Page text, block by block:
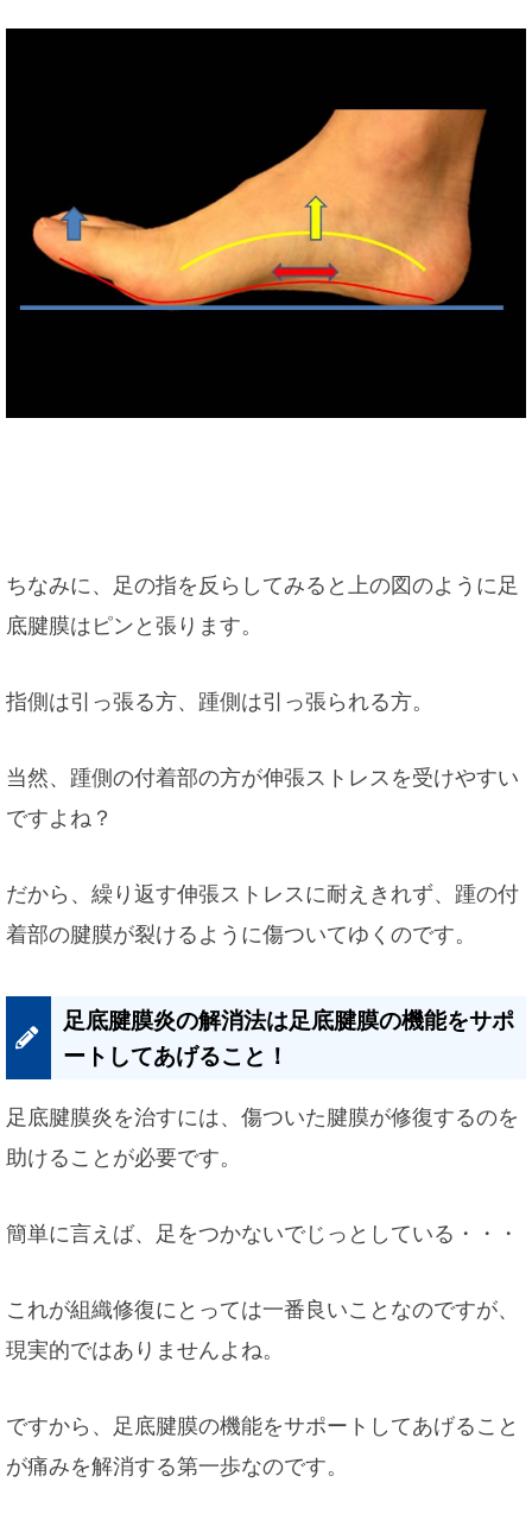
ちなみに、足の指を反らしてみると上の図のように足
底腱膜はピンと張ります。
指側は引っ張る方、踵側は引っ張られる方。
当然、踵側の付着部の方が伸張ストレスを受けやすい
ですよね？
だから、繰り返す伸張ストレスに耐えきれず、踵の付
着部の腱膜が裂けるように傷ついてゆくのです。
足底腱膜炎の解消法は足底腱膜の機能をサポ
ートしてあげること！
足底腱膜炎を治すには、傷ついた腱膜が修復するのを
助けることが必要です。
簡単に言えば、足をつかないでじっとしている・・・
これが組織修復にとっては一番良いことなのですが、
現実的ではありませんよね。
ですから、足底腱膜の機能をサポートしてあげること
が痛みを解消する第一歩なのです。